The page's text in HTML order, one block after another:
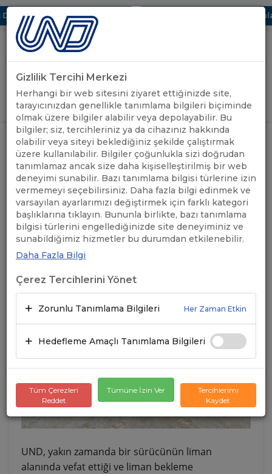
UBAK Bölümü Hakkında UND, Yunanistan Vize
Uluslararası Nakliyeciler Derneği
GİRİŞ YAP
ANASAYFA /
UND'DEN
HABERLER
/
UND’DEN KURİK LİMANLARINA
ZİYARET
UND’DEN KURİK
LİMANLARINA ZİYARET
27.12.2024 A+ A-
UND, yakın zamanda bir sürücünün liman
alanında vefat ettiği ve liman bekleme
Gizlilik Tercihi Merkezi
Herhangi bir web sitesini ziyaret ettiğinizde site,
tarayıcınızdan genellikle tanımlama bilgileri biçiminde
olmak üzere bilgiler alabilir veya depolayabilir. Bu
bilgiler; siz, tercihleriniz ya da cihazınız hakkında
olabilir veya siteyi beklediğiniz şekilde çalıştırmak
üzere kullanılabilir. Bilgiler çoğunlukla sizi doğrudan
tanımlamaz ancak size daha kişiselleştirilmiş bir web
deneyimi sunabilir. Bazı tanımlama bilgisi türlerine izin
vermemeyi seçebilirsiniz. Daha fazla bilgi edinmek ve
varsayılan ayarlarımızı değiştirmek için farklı kategori
başlıklarına tıklayın. Bununla birlikte, bazı tanımlama
bilgisi türlerini engellediğinizde site deneyiminiz ve
sunabildiğimiz hizmetler bu durumdan etkilenebilir.
Daha Fazla Bilgi
Çerez Tercihlerini Yönet
Zorunlu Tanımlama Bilgileri Her Zaman Etkin
Hedefleme Amaçlı Tanımlama Bilgileri
Tüm Çerezleri
Reddet
Tümüne İzin Ver
Tercihlerimi
Kaydet